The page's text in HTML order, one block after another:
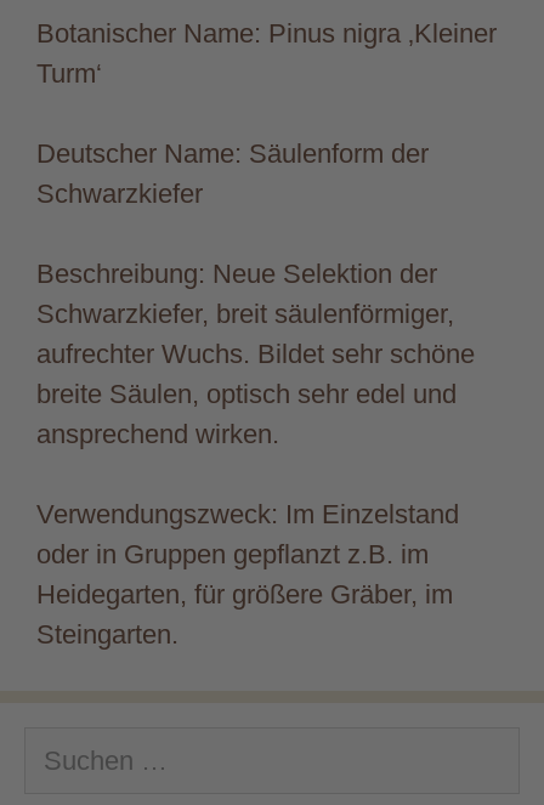
Botanischer Name: Pinus nigra ‚Kleiner
Turm‘
Deutscher Name: Säulenform der
Schwarzkiefer
Beschreibung: Neue Selektion der
Schwarzkiefer, breit säulenförmiger,
aufrechter Wuchs. Bildet sehr schöne
breite Säulen, optisch sehr edel und
ansprechend wirken.
Verwendungszweck: Im Einzelstand
oder in Gruppen gepflanzt z.B. im
Heidegarten, für größere Gräber, im
Steingarten.
nach: